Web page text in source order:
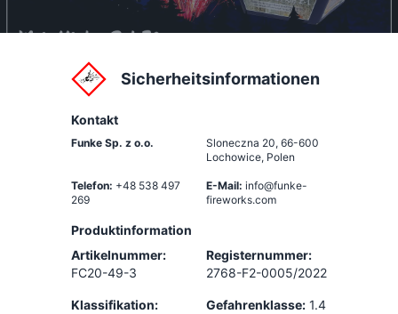
Sicherheitsinformationen
Kontakt
Funke Sp. z o.o. Sloneczna 20, 66-600
Lochowice, Polen
Telefon: +48 538 497
269
E-Mail: info@funke-
fireworks.com
Produktinformation
Artikelnummer:
FC20-49-3
Registernummer:
2768-F2-0005/2022
Klassifikation:
Gefahrenklasse: 1.4